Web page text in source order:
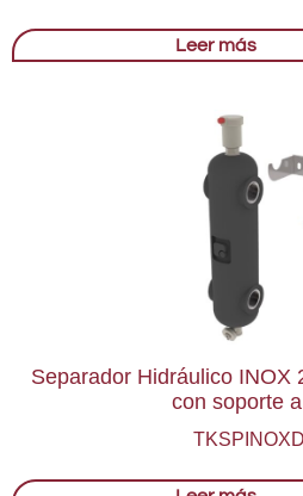
Leer más
Separador Hidráulico INOX
con soporte